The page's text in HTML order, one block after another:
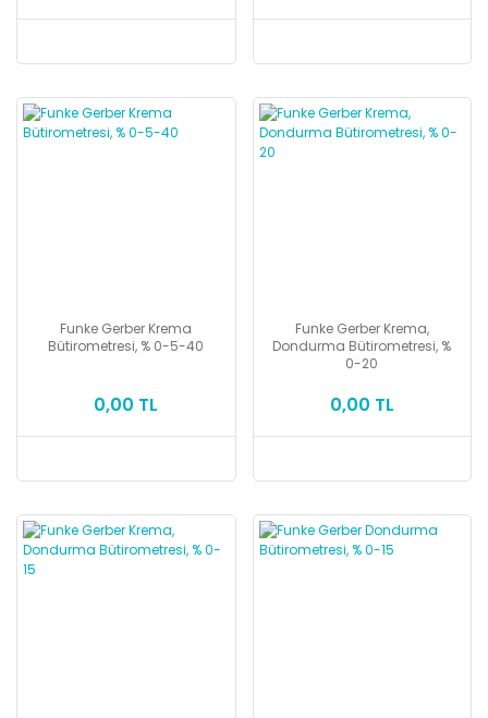
Funke Gerber Krema
Bütirometresi, % 0-5-40
0,00 TL
Funke Gerber Krema,
Dondurma Bütirometresi, %
0-20
0,00 TL